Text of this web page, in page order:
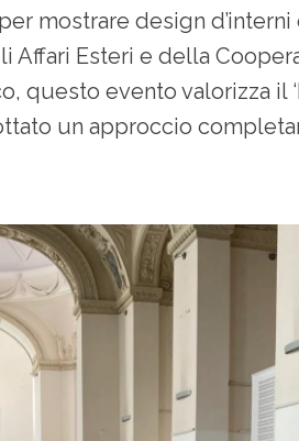
mostrare design
Affari Esteri e della
questo evento valorizza il
un approccio